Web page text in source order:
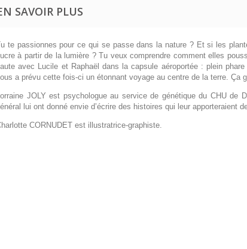
SAVOIR PLUS
te passionnes pour ce qui se passe dans la nature ? Et si les
à partir de la lumière ? Tu veux comprendre comment elles
avec Lucile et Raphaël dans la capsule aéroportée : plein
a prévu cette fois-ci un étonnant voyage au centre de la terre. Ça
JOLY est psychologue au service de génétique du CHU
lui ont donné envie d’écrire des histoires qui leur apporteraient
CORNUDET est illustratrice-graphiste.